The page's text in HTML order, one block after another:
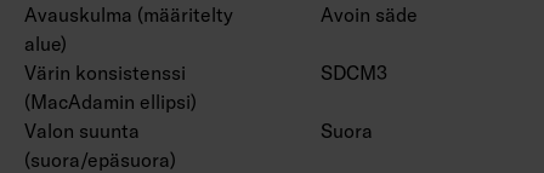
Avauskulma (määritelty
alue)
Avoin säde
Värin konsistenssi
(MacAdamin ellipsi)
SDCM3
Valon suunta
(suora/epäsuora)
Suora